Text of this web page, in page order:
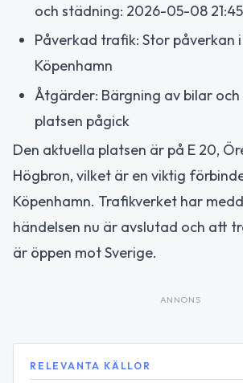
och städning: 2026-05-08 21:45
Påverkad trafik: Stor påverkan
Köpenhamn
Åtgärder: Bärgning av bilar
platsen pågick
Den aktuella platsen är på E 20,
Högbron, vilket är en viktig
Köpenhamn. Trafikverket har
händelsen nu är avslutad och att
är öppen mot Sverige.
ANNONS
RELEVANTA KÄLLOR